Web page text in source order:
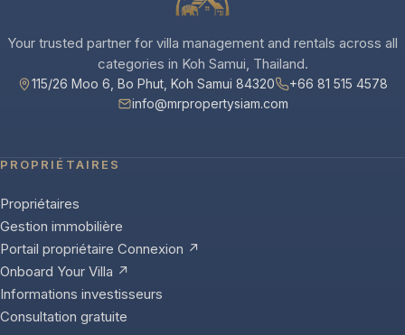
Your trusted partner for villa management and rentals across all
categories in Koh Samui, Thailand.
115/26 Moo 6, Bo Phut, Koh Samui 84320
+66 81 515 4578
info@mrpropertysiam.com
PROPRIÉTAIRES
Propriétaires
Gestion immobilière
Portail propriétaire Connexion ↗
Onboard Your Villa ↗
Informations investisseurs
Consultation gratuite